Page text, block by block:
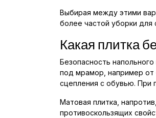
Выбирая между этими
более частой уборки для
Какая плитка
Безопасность
под мрамор, например от
сцепления с обувью. При
Матовая плитка,
противоскользящих